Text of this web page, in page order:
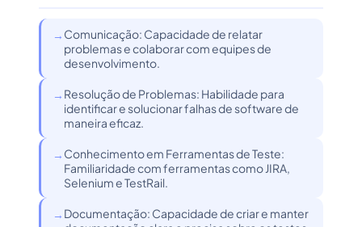
Comunicação: Capacidade de relatar
problemas e colaborar com equipes de
desenvolvimento.
Resolução de Problemas: Habilidade para
identificar e solucionar falhas de software de
maneira eficaz.
Conhecimento em Ferramentas de Teste:
Familiaridade com ferramentas como JIRA,
Selenium e TestRail.
Documentação: Capacidade de criar e manter